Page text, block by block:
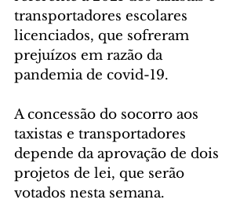
transportadores escolares
licenciados, que sofreram
prejuízos em razão da
pandemia de covid-19.
A concessão do socorro aos
taxistas e transportadores
depende da aprovação de dois
projetos de lei, que serão
votados nesta semana.